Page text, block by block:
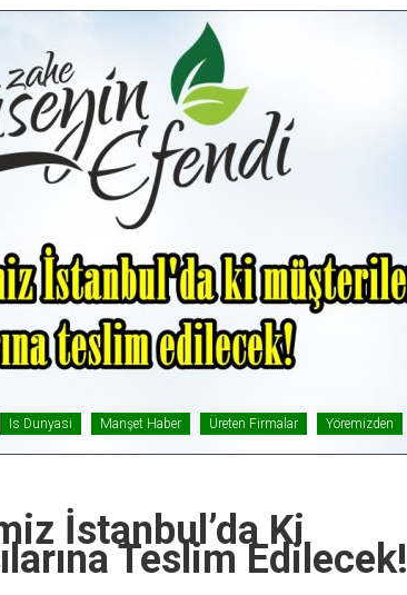
Is Dunyasi Manşet Haber Üreten Firmalar Yöremizden
İstanbul’da Ki
Teslim Edilecek!